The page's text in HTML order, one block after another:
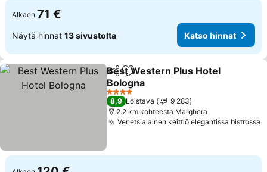
Alkaen 71 €
Näytä hinnat 13 sivustolta Katso hinnat
Jaa Lisää suosikkeihin
Best Western Plus Hotel
Bologna
4 Tähtiluokitus
8,9 Loistava
9 283
2.2 km kohteesta Marghera
Venetsialainen keittiö elegantissa bistrossa